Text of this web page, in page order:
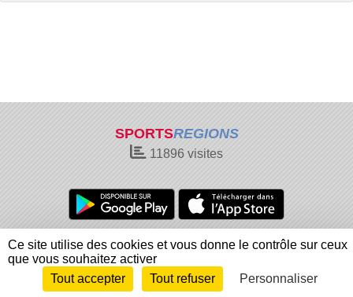
SPORTSREGIONS
11896 visites
Charte cookies
Gestion des cookies
Informations légales
Signaler un contenu inapproprié
Envie de participer ?
Connexion
Ce site utilise des cookies et vous donne le contrôle sur ceux
que vous souhaitez activer
Tout accepter
Tout refuser Personnaliser